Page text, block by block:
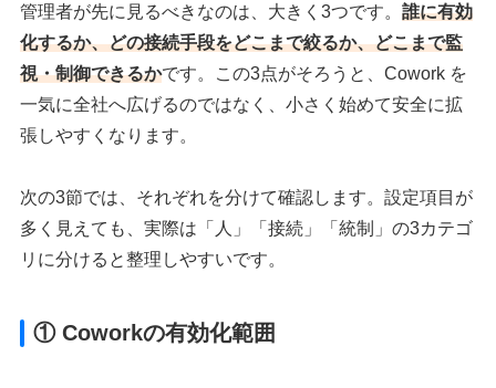
管理者が先に見るべきなのは、大きく3つです。誰に有効
化するか、どの接続手段をどこまで絞るか、どこまで監
視・制御できるかです。この3点がそろうと、Cowork を
一気に全社へ広げるのではなく、小さく始めて安全に拡
張しやすくなります。
次の3節では、それぞれを分けて確認します。設定項目が
多く見えても、実際は「人」「接続」「統制」の3カテゴ
リに分けると整理しやすいです。
① Coworkの有効化範囲